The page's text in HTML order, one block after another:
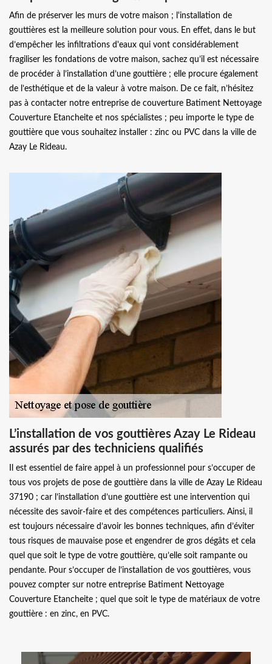
Afin de préserver les murs de votre maison ; l'installation de
gouttières est la meilleure solution pour vous. En effet, dans le but
d’empêcher les infiltrations d'eaux qui vont considérablement
fragiliser les fondations de votre maison, sachez qu’il est nécessaire
de procéder à l’installation d’une gouttière ; elle procure également
de l’esthétique et de la valeur à votre maison. De ce fait, n’hésitez
pas à contacter notre entreprise de couverture Batiment Nettoyage
Couverture Etancheite et nos spécialistes ; peu importe le type de
gouttière que vous souhaitez installer : zinc ou PVC dans la ville de
Azay Le Rideau.
L’installation de vos gouttières Azay Le Rideau
assurés par des techniciens qualifiés
Il est essentiel de faire appel à un professionnel pour s’occuper de
tous vos projets de pose de gouttière dans la ville de Azay Le Rideau
37190 ; car l’installation d’une gouttière est une intervention qui
nécessite des savoir-faire et des compétences particuliers. Ainsi, il
est toujours nécessaire d’avoir les bonnes techniques, afin d’éviter
tous risques de mauvaise pose et engendrer de gros dégâts et cela
quel que soit le type de votre gouttière, qu’elle soit rampante ou
pendante. Pour s’occuper de l’installation de vos gouttières, vous
pouvez compter sur notre entreprise Batiment Nettoyage
Couverture Etancheite ; quel que soit le type de matériaux de votre
gouttière : en zinc, en PVC.